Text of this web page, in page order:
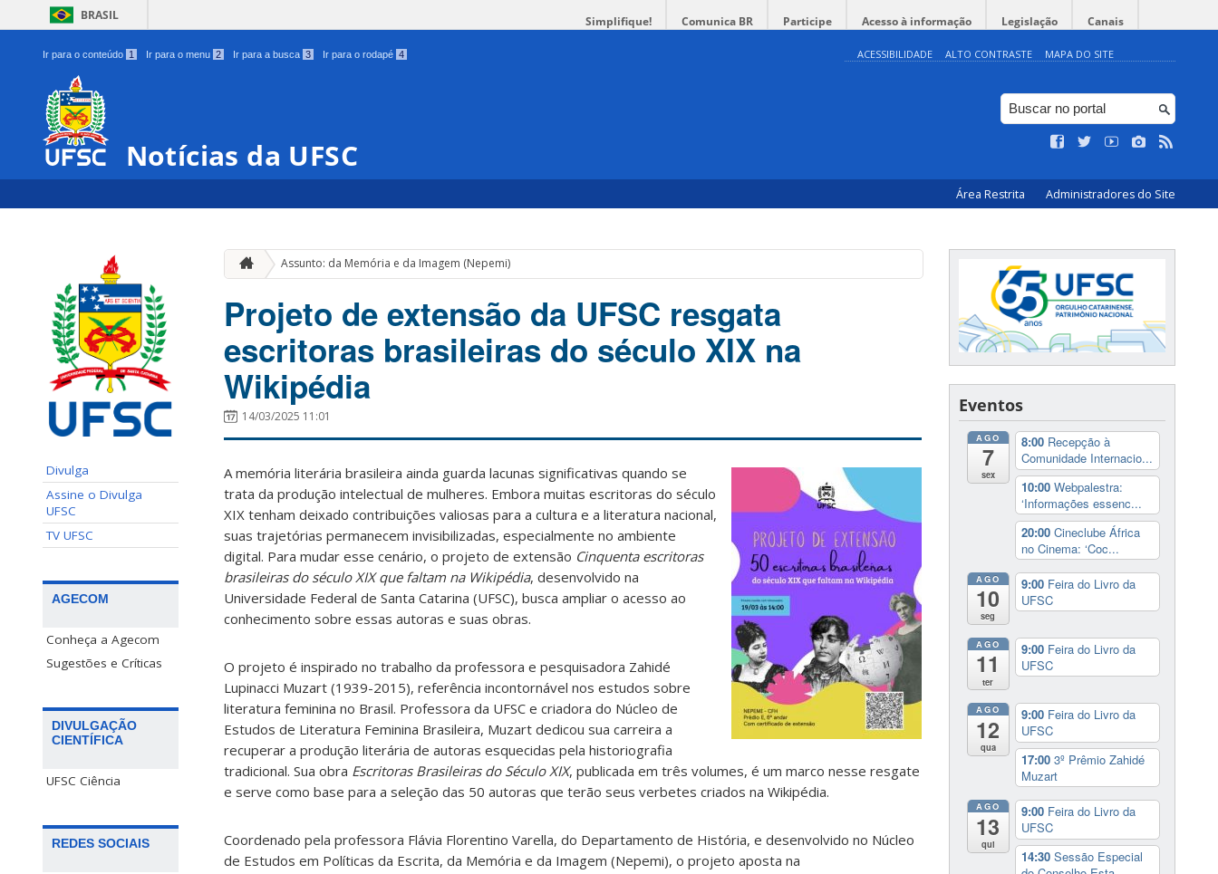
BRASIL Simplifique! Comunica BR Participe Acesso à informação Legislação Canais
Ir para o conteúdo 1 Ir para o menu 2 Ir para a busca 3 Ir para o rodapé 4 ACESSIBILIDADE ALTO CONTRASTE MAPA DO SITE
Notícias da UFSC
Área Restrita Administradores do Site
Divulga
Assine o Divulga
UFSC
TV UFSC
AGECOM
Conheça a Agecom
Sugestões e Críticas
DIVULGAÇÃO
CIENTÍFICA
UFSC Ciência
REDES SOCIAIS
Assunto: da Memória e da Imagem (Nepemi)
Projeto de extensão da UFSC resgata
escritoras brasileiras do século XIX na
Wikipédia
14/03/2025 11:01
A memória literária brasileira ainda guarda lacunas significativas quando se
trata da produção intelectual de mulheres. Embora muitas escritoras do século
XIX tenham deixado contribuições valiosas para a cultura e a literatura nacional,
suas trajetórias permanecem invisibilizadas, especialmente no ambiente
digital. Para mudar esse cenário, o projeto de extensão Cinquenta escritoras
brasileiras do século XIX que faltam na Wikipédia, desenvolvido na
Universidade Federal de Santa Catarina (UFSC), busca ampliar o acesso ao
conhecimento sobre essas autoras e suas obras.
O projeto é inspirado no trabalho da professora e pesquisadora Zahidé
Lupinacci Muzart (1939-2015), referência incontornável nos estudos sobre
literatura feminina no Brasil. Professora da UFSC e criadora do Núcleo de
Estudos de Literatura Feminina Brasileira, Muzart dedicou sua carreira a
recuperar a produção literária de autoras esquecidas pela historiografia
tradicional. Sua obra Escritoras Brasileiras do Século XIX, publicada em três volumes, é um marco nesse resgate
e serve como base para a seleção das 50 autoras que terão seus verbetes criados na Wikipédia.
Coordenado pela professora Flávia Florentino Varella, do Departamento de História, e desenvolvido no Núcleo
de Estudos em Políticas da Escrita, da Memória e da Imagem (Nepemi), o projeto aposta na
Eventos
AGO
7
sex
8:00 Recepção à
Comunidade Internacio...
10:00 Webpalestra:
‘Informações essenc...
20:00 Cineclube África
no Cinema: ‘Coc...
AGO
10
seg
9:00 Feira do Livro da
UFSC
AGO
11
ter
9:00 Feira do Livro da
UFSC
AGO
12
qua
9:00 Feira do Livro da
UFSC
17:00 3º Prêmio Zahidé
Muzart
AGO
13
qui
9:00 Feira do Livro da
UFSC
14:30 Sessão Especial